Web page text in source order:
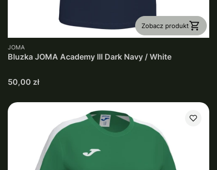
Zobacz produkt
PRODUCENT
JOMA
Bluzka JOMA Academy III Dark Navy / White
Cena
50,00 zł